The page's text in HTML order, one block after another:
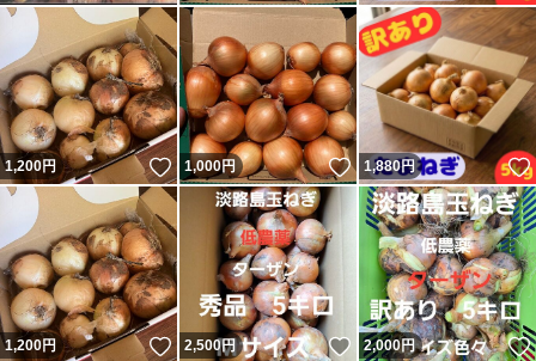
1,200円 いいね！
1,000円 いいね！
1,880円
1,200円 いいね！
2,500円 いいね！
2,000円